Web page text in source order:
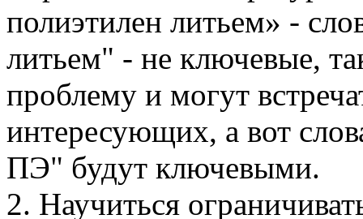
полиэтилен литьем» -
литьем" - не ключевые,
проблему и могут
интересующих, а вот
ПЭ" будут ключевыми.
2. Научиться